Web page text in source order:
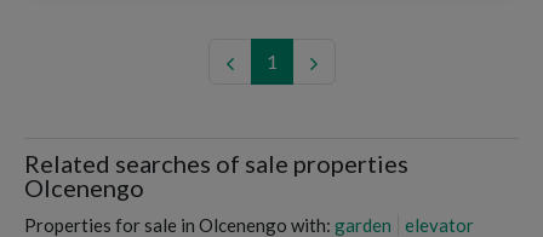
1
Related searches of sale properties
Olcenengo
Properties for sale in Olcenengo with: garden
elevator